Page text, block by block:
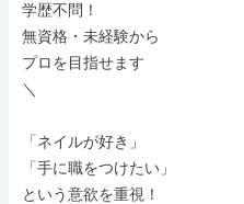
学歴不問！
無資格・未経験から
プロを目指せます
＼
「ネイルが好き」
「手に職をつけたい」
という意欲を重視！